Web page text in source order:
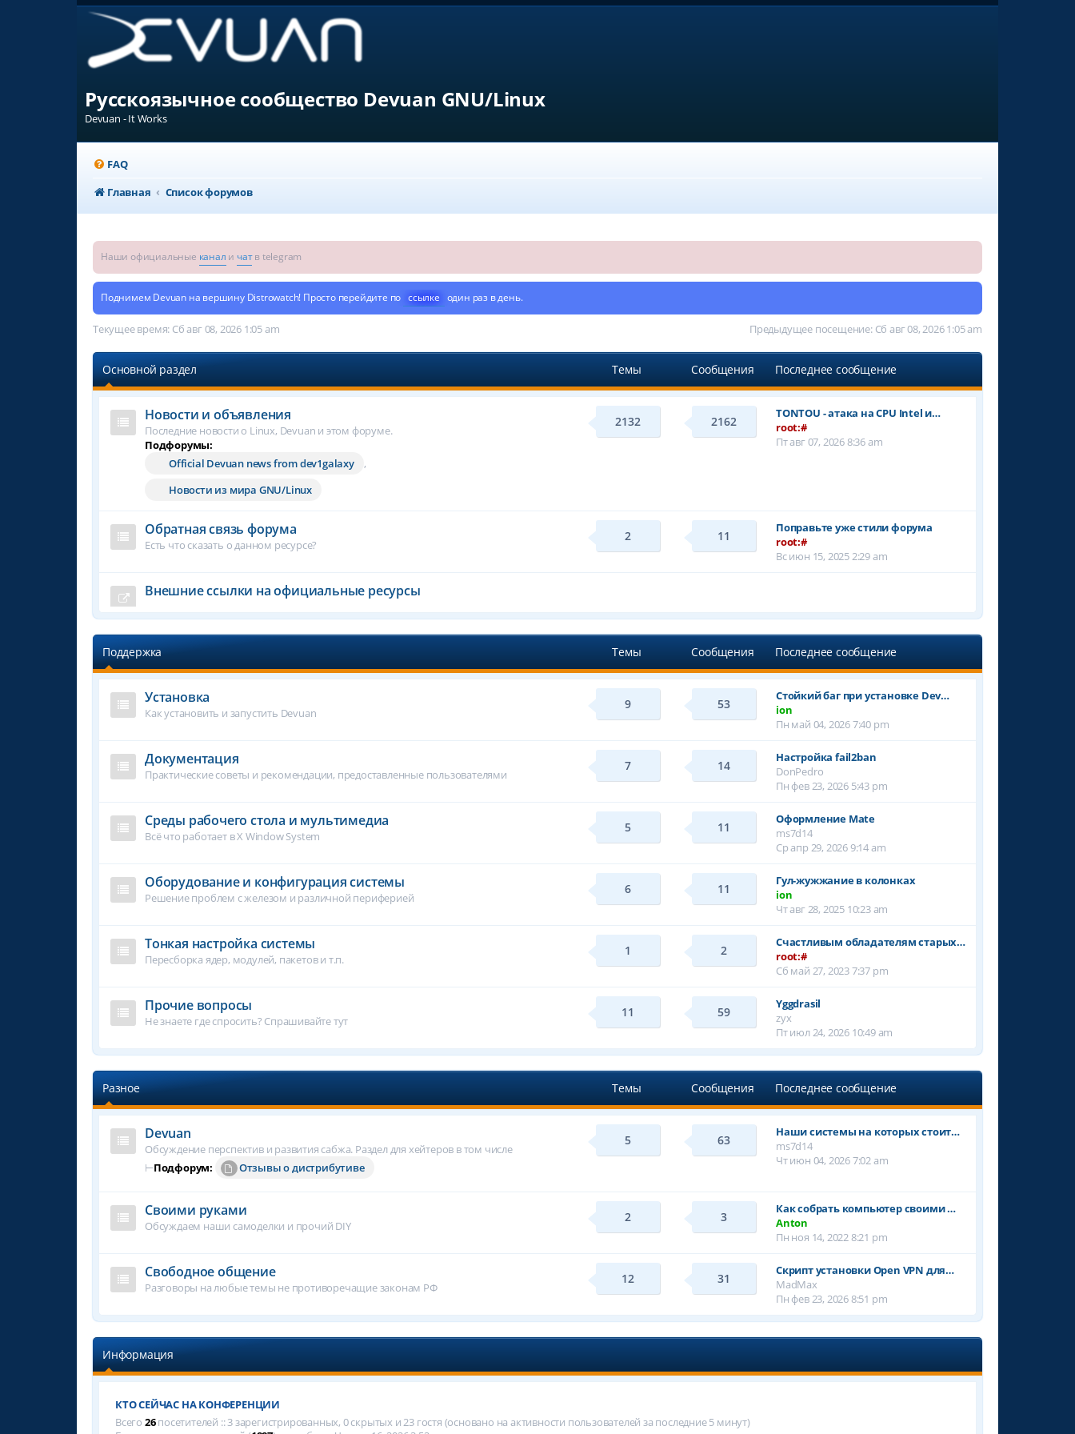
Русскоязычное сообщество Devuan GNU/Linux
Devuan - It Works
FAQ
Главная
Список форумов
Наши официальные канал и чатв telegram
Поднимем Devuan на вершину Distrowatch! Просто перейдите по ссылке один раз в день.
Предыдущее посещение: Сб авг 08, 2026 1:05 am
Текущее время: Сб авг 08, 2026 1:05 am
Основной раздел Темы Сообщения Последнее сообщение
Новости и объявления
Последние новости о Linux, Devuan и этом форуме.
Подфорумы:
Official Devuan news from dev1galaxy
,
Новости из мира GNU/Linux
2132 2162
TONTOU - атака на CPU Intel и…
root:#
Пт авг 07, 2026 8:36 am
Обратная связь форума
Есть что сказать о данном ресурсе?
2 11
Поправьте уже стили форума
root:#
Вс июн 15, 2025 2:29 am
Внешние ссылки на официальные ресурсы
Поддержка Темы Сообщения Последнее сообщение
Установка
Как установить и запустить Devuan
9 53
Стойкий баг при установке Dev…
ion
Пн май 04, 2026 7:40 pm
Документация
Практические советы и рекомендации, предоставленные пользователями
7 14
Настройка fail2ban
DonPedro
Пн фев 23, 2026 5:43 pm
Среды рабочего стола и мультимедиа
Всё что работает в X Window System
5 11
Оформление Mate
ms7d14
Ср апр 29, 2026 9:14 am
Оборудование и конфигурация системы
Решение проблем с железом и различной периферией
6 11
Гул-жужжание в колонках
ion
Чт авг 28, 2025 10:23 am
Тонкая настройка системы
Пересборка ядер, модулей, пакетов и т.п.
1 2
Счастливым обладателям старых…
root:#
Сб май 27, 2023 7:37 pm
Прочие вопросы
Не знаете где спросить? Спрашивайте тут
11 59
Yggdrasil
zyx
Пт июл 24, 2026 10:49 am
Разное Темы Сообщения Последнее сообщение
Devuan
Обсуждение перспектив и развития сабжа. Раздел для хейтеров в том числе
⊢Подфорум: Отзывы о дистрибутиве
5 63
Наши системы на которых стоит…
ms7d14
Чт июн 04, 2026 7:02 am
Своими руками
Обсуждаем наши самоделки и прочий DIY
2 3
Как собрать компьютер своими …
Anton
Пн ноя 14, 2022 8:21 pm
Свободное общение
Разговоры на любые темы не противоречащие законам РФ
12 31
Cкрипт установки Open VPN для…
MadMax
Пн фев 23, 2026 8:51 pm
Информация
КТО СЕЙЧАС НА КОНФЕРЕНЦИИ
Всего 26посетителей :: 3 зарегистрированных, 0 скрытых и 23 гостя (основано на активности пользователей за последние 5 минут)